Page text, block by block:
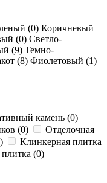
(0) Коричневый
(0) Светло-
(9) Темно-
(8) Фиолетовый (1)
камень (0)
(0)
Отделочная
)
Клинкерная плитка
(0)